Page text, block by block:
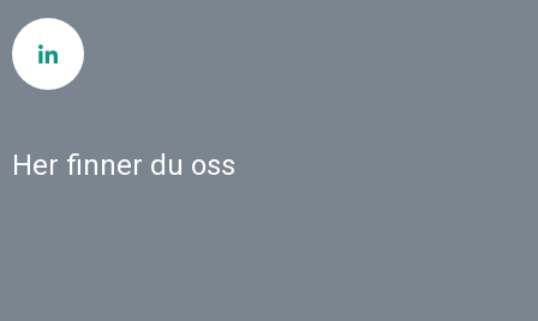
Her finner du oss